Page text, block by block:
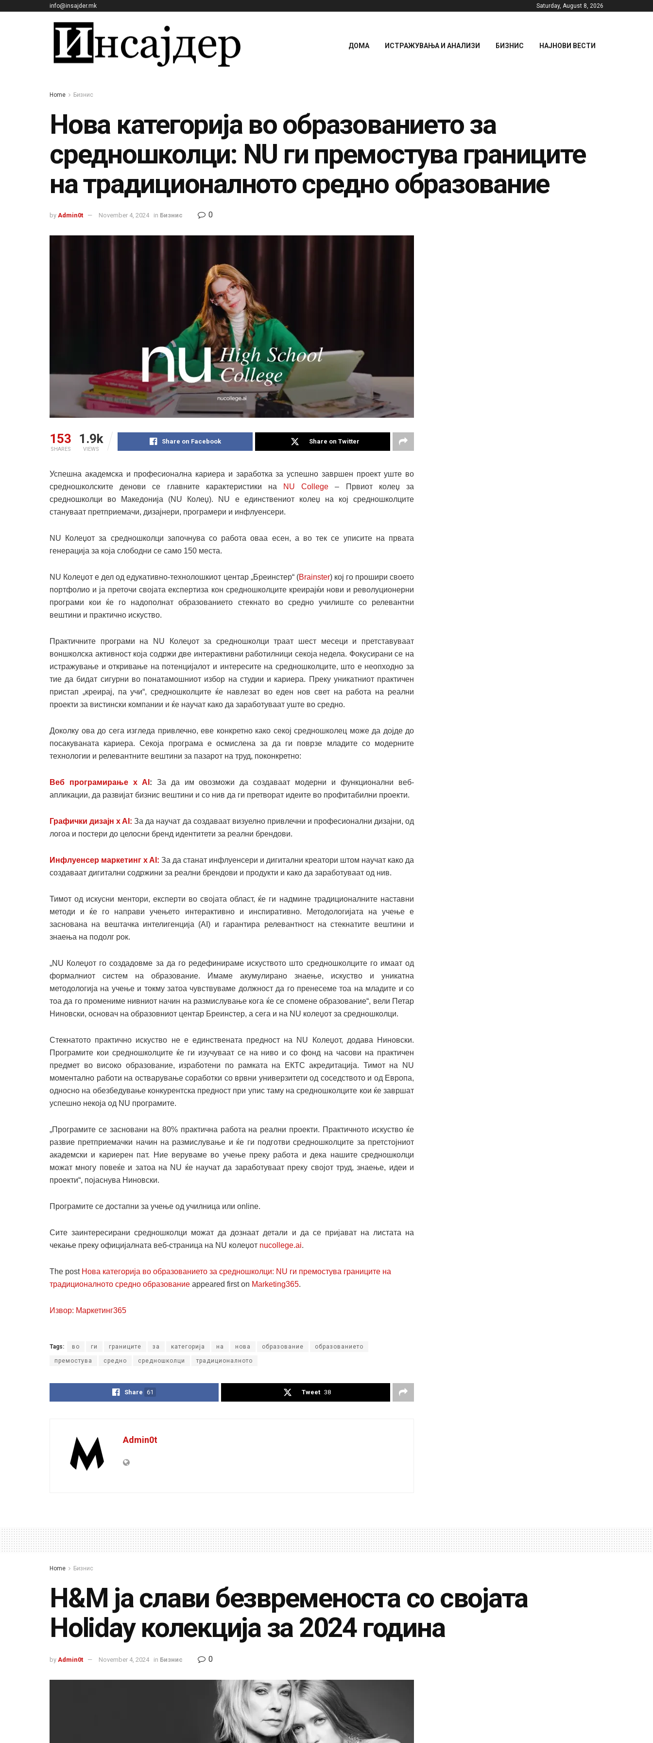
info@insajder.mk Saturday, August 8, 2026
ДОМА ИСТРАЖУВАЊА И АНАЛИЗИ БИЗНИС НАЈНОВИ ВЕСТИ
Home Бизнис
Нова категорија во образованието за
средношколци: NU ги премостува границите
на традиционалното средно образование
by Admin0t November 4, 2024 in Бизнис 0
153
SHARES
1.9k
VIEWS
Share on Facebook Share on Twitter
Успешна академска и професионална кариера и заработка за успешно завршен проект уште во
средношколските денови се главните карактеристики на
NU College – Првиот колеџ за
средношколци во Македонија (NU Колеџ). NU е единствениот колеџ на кој средношколците
стануваат претприемачи, дизајнери, програмери и инфлуенсери.
NU Колеџот за средношколци започнува со работа оваа есен, а во тек се уписите на првата
генерација за која слободни се само 150 места.
NU Колеџот е дел од едукативно-технолошкиот центар „Бреинстер“ (Brainster) кој го прошири своето
портфолио и ја преточи својата експертиза кон средношколците креирајќи нови и револуционерни
програми кои ќе го надополнат образованието стекнато во средно училиште со релевантни
вештини и практично искуство.
Практичните програми на NU Колеџот за средношколци траат шест месеци и претставуваат
воншколска активност која содржи две интерактивни работилници секоја недела. Фокусирани се на
истражување и откривање на потенцијалот и интересите на средношколците, што е неопходно за
тие да бидат сигурни во понатамошниот избор на студии и кариера. Преку уникатниот практичен
пристап „креирај, па учи“, средношколците ќе навлезат во еден нов свет на работа на реални
проекти за вистински компании и ќе научат како да заработуваат уште во средно.
Доколку ова до сега изгледа привлечно, еве конкретно како секој средношколец може да дојде до
посакуваната кариера. Секоја програма е осмислена за да ги поврзе младите со модерните
технологии и релевантните вештини за пазарот на труд, поконкретно:
Веб програмирање x AI : За да им овозможи да создаваат модерни и функционални веб-
апликации, да развијат бизнис вештини и со нив да ги претворат идеите во профитабилни проекти.
Графички дизајн x A : За да научат да создаваат визуелно привлечни и професионални дизајни, од
логоа и постери до целосни бренд идентитети за реални брендови.
Инфлуенсер маркетинг x A : За да станат инфлуенсери и дигитални креатори штом научат како да
создаваат дигитални содржини за реални брендови и продукти и како да заработуваат од нив.
Тимот од искусни ментори, експерти во својата област, ќе ги надмине традиционалните наставни
методи и ќе го направи учењето интерактивно и инспиративно. Методологијата на учење е
заснована на вештачка интелигенција (AI) и гарантира релевантност на стекнатите вештини и
знаења на подолг рок.
„NU Колеџот го создадовме за да го редефинираме искуството што средношколците го имаат од
формалниот систем на образование. Имаме акумулирано знаење, искуство и уникатна
методологија на учење и токму затоа чувствуваме должност да го пренесеме тоа на младите и со
тоа да го промениме нивниот начин на размислување кога ќе се спомене образование“, вели Петар
Ниновски, основач на образовниот центар Бреинстер, а сега и на NU колеџот за средношколци.
Стекнатото практично искуство не е единствената предност на NU Колеџот, додава Ниновски.
Програмите кои средношколците ќе ги изучуваат се на ниво и со фонд на часови на практичен
предмет во високо образование, изработени по рамката на ЕКТС акредитација. Тимот на NU
моментално работи на остварување соработки со врвни универзитети од соседството и од Европа,
односно на обезбедување конкурентска предност при упис таму на средношколците кои ќе завршат
успешно некоја од NU програмите.
„Програмите се засновани на 80% практична работа на реални проекти. Практичното искуство ќе
развие претприемачки начин на размислување и ќе ги подготви средношколците за претстојниот
академски и кариерен пат. Ние веруваме во учење преку работа и дека нашите средношколци
можат многу повеќе и затоа на NU ќе научат да заработуваат преку својот труд, знаење, идеи и
проекти“, појаснува Ниновски.
Програмите се достапни за учење од училница или online.
Сите заинтересирани средношколци можат да дознаат детали и да се пријават на листата на
чекање преку официјалната веб-страница на NU колеџот nucollege.ai.
The post Нова категорија во образованието за средношколци: NU ги премостува границите на
традиционалното средно образование appeared first on Marketing365.
Извор: Маркетинг365
Tags: во ги границите за категорија на нова образование образованието
премостува средно средношколци традиционалното
Share 61 Tweet 38
Admin0t
Home Бизнис
H&M ја слави безвременоста со својата
Holiday колекција за 2024 година
by Admin0t November 4, 2024 in Бизнис 0